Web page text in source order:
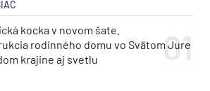
kocka v novom šate.
rodinného domu vo Svätom Jure
krajine aj svetlu